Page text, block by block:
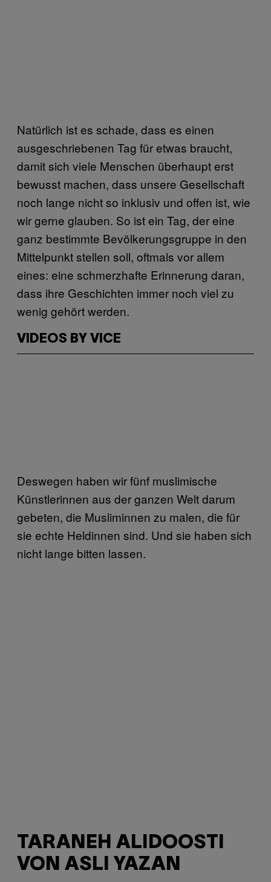
Natürlich ist es schade, dass es einen
ausgeschriebenen Tag für etwas braucht,
damit sich viele Menschen überhaupt erst
bewusst machen, dass unsere Gesellschaft
noch lange nicht so inklusiv und offen ist, wie
wir gerne glauben. So ist ein Tag, der eine
ganz bestimmte Bevölkerungsgruppe in den
Mittelpunkt stellen soll, oftmals vor allem
eines: eine schmerzhafte Erinnerung daran,
dass ihre Geschichten immer noch viel zu
wenig gehört werden.
VIDEOS BY VICE
Deswegen haben wir fünf muslimische
Künstlerinnen aus der ganzen Welt darum
gebeten, die Musliminnen zu malen, die für
sie echte Heldinnen sind. Und sie haben sich
nicht lange bitten lassen.
TARANEH ALIDOOSTI
VON ASLI YAZAN